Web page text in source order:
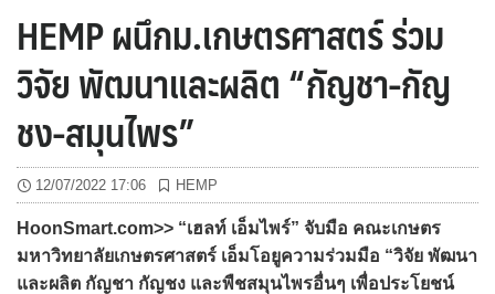
HEMP ผนึกม.เกษตรศาสตร์ ร่วม
วิจัย พัฒนาและผลิต “กัญชา-กัญ
ชง-สมุนไพร”
12/07/2022 17:06 HEMP
HoonSmart.com>> “เฮลท์ เอ็มไพร์” จับมือ คณะเกษตร
มหาวิทยาลัยเกษตรศาสตร์ เอ็มโอยูความร่วมมือ “วิจัย พัฒนา
และผลิต กัญชา กัญชง และพืชสมุนไพรอื่นๆ เพื่อประโยชน์